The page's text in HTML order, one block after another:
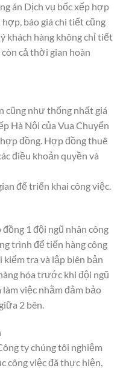
án Dịch vụ bốc xếp hợp
báo giá chi tiết cũng
khách hàng không chỉ tiết
cả thời gian hoàn
cũng như thống nhất giá
Hà Nội của Vua Chuyển
đồng. Hợp đồng thuê
điều khoản quyền và
để triển khai công việc.
1 đội ngũ nhân công
trình để tiến hàng công
kiểm tra và lập biên bản
hóa trước khi đội ngũ
việc nhằm đảm bảo
2 bên.
ty chúng tôi nghiệm
công việc đã thực hiện,